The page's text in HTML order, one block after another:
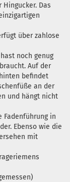
Das
über zahlose
noch genug
Auf der
befindet
an der
und hängt nicht
Fadenführung in
Ebenso wie die
mit